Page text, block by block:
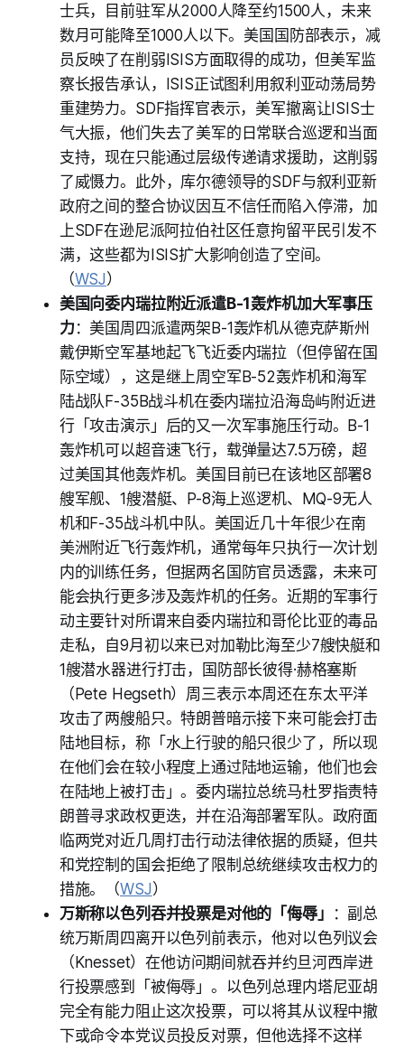
士兵，目前驻军从2000人降至约1500人，未来
数月可能降至1000人以下。美国国防部表示，减
员反映了在削弱ISIS方面取得的成功，但美军监
察长报告承认，ISIS正试图利用叙利亚动荡局势
重建势力。SDF指挥官表示，美军撤离让ISIS士
气大振，他们失去了美军的日常联合巡逻和当面
支持，现在只能通过层级传递请求援助，这削弱
了威慑力。此外，库尔德领导的SDF与叙利亚新
政府之间的整合协议因互不信任而陷入停滞，加
上SDF在逊尼派阿拉伯社区任意拘留平民引发不
满，这些都为ISIS扩大影响创造了空间。
（WSJ）
美国向委内瑞拉附近派遣B-1轰炸机加大军事压
力 ：美国周四派遣两架B-1轰炸机从德克萨斯州
戴伊斯空军基地起飞飞近委内瑞拉（但停留在国
际空域），这是继上周空军B-52轰炸机和海军
陆战队F-35B战斗机在委内瑞拉沿海岛屿附近进
行「攻击演示」后的又一次军事施压行动。B-1
轰炸机可以超音速飞行，载弹量达7.5万磅，超
过美国其他轰炸机。美国目前已在该地区部署8
艘军舰、1艘潜艇、P-8海上巡逻机、MQ-9无人
机和F-35战斗机中队。美国近几十年很少在南
美洲附近飞行轰炸机，通常每年只执行一次计划
内的训练任务，但据两名国防官员透露，未来可
能会执行更多涉及轰炸机的任务。近期的军事行
动主要针对所谓来自委内瑞拉和哥伦比亚的毒品
走私，自9月初以来已对加勒比海至少7艘快艇和
1艘潜水器进行打击，国防部长彼得·赫格塞斯
（Pete Hegseth）周三表示本周还在东太平洋
攻击了两艘船只。特朗普暗示接下来可能会打击
陆地目标，称「水上行驶的船只很少了，所以现
在他们会在较小程度上通过陆地运输，他们也会
在陆地上被打击」。委内瑞拉总统马杜罗指责特
朗普寻求政权更迭，并在沿海部署军队。政府面
临两党对近几周打击行动法律依据的质疑，但共
和党控制的国会拒绝了限制总统继续攻击权力的
措施。（WSJ）
万斯称以色列吞并投票是对他的「侮辱」
：副总
统万斯周四离开以色列前表示，他对以色列议会
（Knesset）在他访问期间就吞并约旦河西岸进
行投票感到「被侮辱」。以色列总理内塔尼亚胡
完全有能力阻止这次投票，可以将其从议程中撤
下或命令本党议员投反对票，但他选择不这样